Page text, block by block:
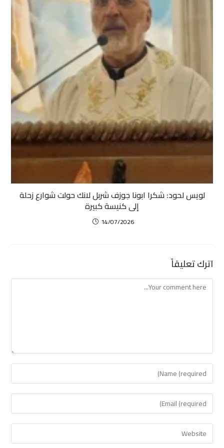
لويس لحود: شكرا ابونا جوزف شربل لانك حولت شوارع زحلة
إلى كنيسة كبيرة
14/07/2026
اترك تعليقاً